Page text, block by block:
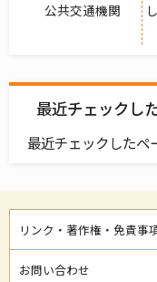
公共交通機関
最近チェックし
最近チェックしたペ
リンク・著作権・免責事
お問い合わせ